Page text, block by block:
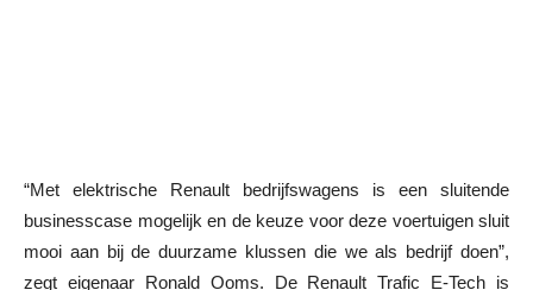
“Met elektrische Renault bedrijfswagens is een sluitende
businesscase mogelijk en de keuze voor deze voertuigen sluit
mooi aan bij de duurzame klussen die we als bedrijf doen”,
zegt eigenaar Ronald Ooms. De Renault Trafic E-Tech is